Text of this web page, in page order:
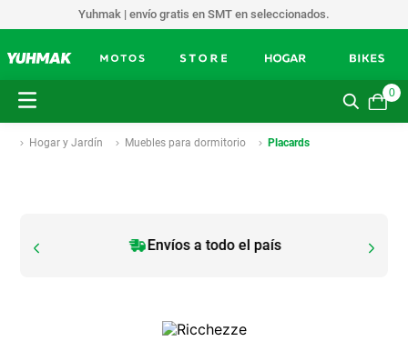
Yuhmak | envío gratis en SMT en seleccionados.
0
Hogar y Jardín Muebles para dormitorio Placards
Envíos a todo el país